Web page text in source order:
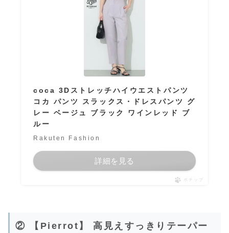
coca 3Dストレッチハイウエストパンツ
コカ パンツ スラックス・ドレスパンツ グ
レー ベージュ ブラック ワインレッド ブ
ルー
Rakuten Fashion
詳細を見る
ポチップ
② 【Pierrot】 高見えすっきりテーパー